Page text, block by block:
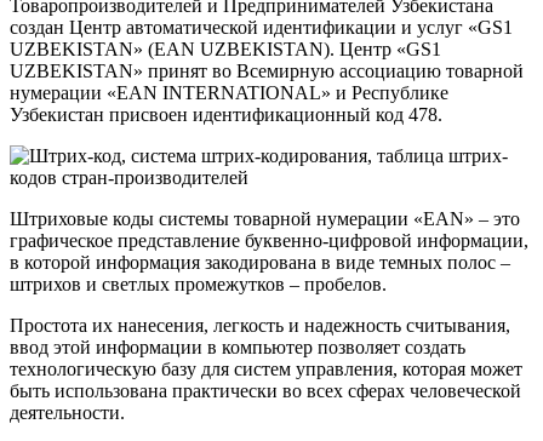
Товаропроизводителей и Предпринимателей Узбекистана
создан Центр автоматической идентификации и услуг «GS1
UZBEKISTAN» (EAN UZBEKISTAN). Центр «GS1
UZBEKISTAN» принят во Всемирную ассоциацию товарной
нумерации «EAN INTERNATIONAL» и Республике
Узбекистан присвоен идентификационный код 478.
Штриховые коды системы товарной нумерации «EAN» – это
графическое представление буквенно-цифровой информации,
в которой информация закодирована в виде темных полос –
штрихов и светлых промежутков – пробелов.
Простота их нанесения, легкость и надежность считывания,
ввод этой информации в компьютер позволяет создать
технологическую базу для систем управления, которая может
быть использована практически во всех сферах человеческой
деятельности.